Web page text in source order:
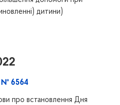
дитини)
№ 6564
про встановлення Дня